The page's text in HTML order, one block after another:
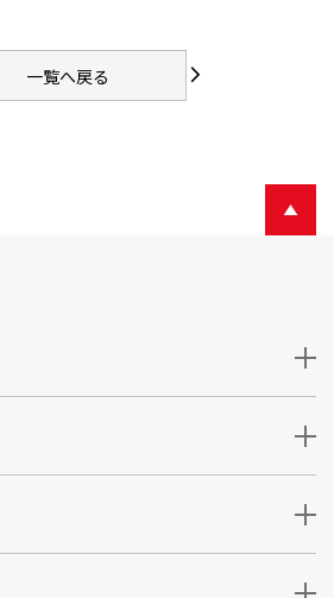
一覧へ戻る arrow_forward_ios